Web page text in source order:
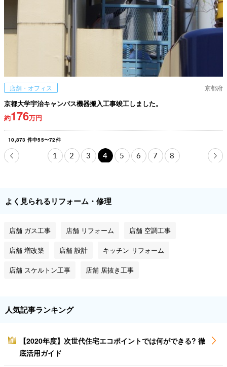
店舗・オフィス 京都府
京都大学宇治キャンパス機器搬入工事竣工しました。
約176万円
10,873 件中55〜72件
1 2 3 4 5 6 7 8
よく見られるリフォーム・修理
店舗 ガス工事 店舗 リフォーム 店舗 空調工事
店舗 増改築 店舗 設計 キッチン リフォーム
店舗 スケルトン工事 店舗 居抜き工事
人気記事ランキング
1
【2020年度】次世代住宅エコポイントでは何ができる? 徹
底活用ガイド